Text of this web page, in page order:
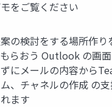
をご覧ください
の検討をする場所作り
らおう Outlook の画
にメールの内容から
、チャネルの作成 の
ます